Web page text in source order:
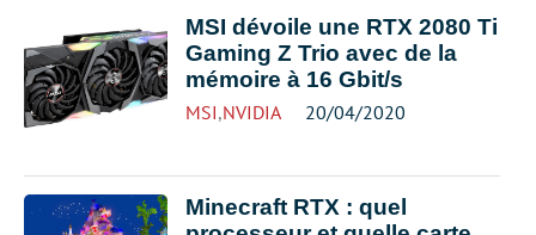
MSI dévoile une RTX 2080 Ti
Gaming Z Trio avec de la
mémoire à 16 Gbit/s
MSI,NVIDIA 20/04/2020
Minecraft RTX : quel